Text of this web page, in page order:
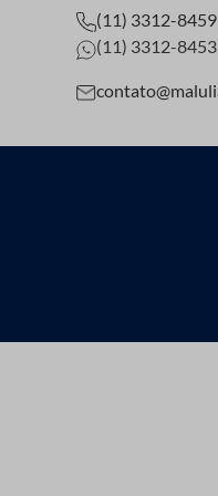
(11) 3312-8459
(11) 3312-8453